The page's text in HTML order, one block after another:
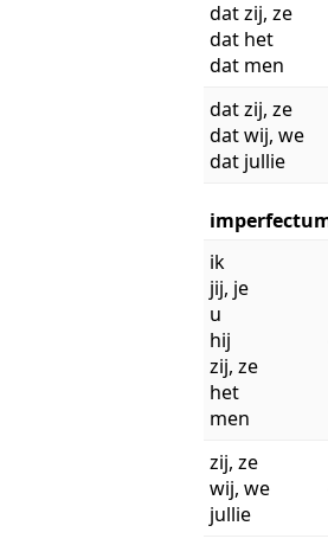
dat zij, ze
dat het
dat men
dat zij, ze
dat wij, we
dat jullie
ik
jij, je
u
hij
zij, ze
het
men
zij, ze
wij, we
jullie